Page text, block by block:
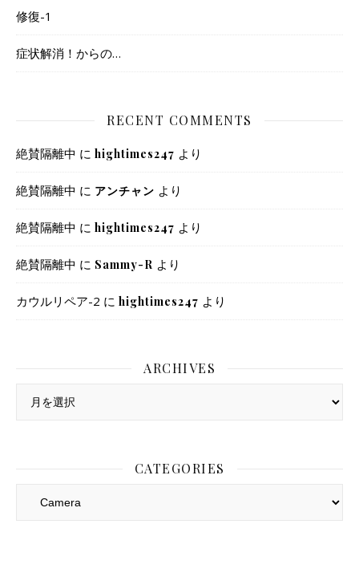
修復-1
症状解消！からの…
RECENT COMMENTS
絶賛隔離中 に hightimes247 より
絶賛隔離中 に アンチャン より
絶賛隔離中 に hightimes247 より
絶賛隔離中 に Sammy-R より
カウルリペア-2 に hightimes247 より
ARCHIVES
Archives
CATEGORIES